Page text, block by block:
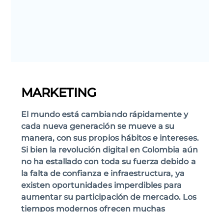
MARKETING
El mundo está cambiando rápidamente y
cada nueva generación se mueve a su
manera, con sus propios hábitos e intereses.
Si bien la revolución digital en Colombia aún
no ha estallado con toda su fuerza debido a
la falta de confianza e infraestructura, ya
existen oportunidades imperdibles para
aumentar su participación de mercado. Los
tiempos modernos ofrecen muchas